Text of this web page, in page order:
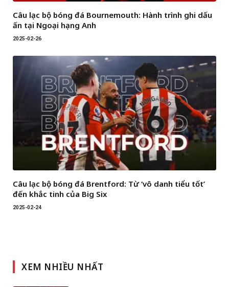
Câu lạc bộ bóng đá Bournemouth: Hành trình ghi dấu
ấn tại Ngoại hạng Anh
2025-02-26
Câu lạc bộ bóng đá Brentford: Từ ‘vô danh tiểu tốt’
đến khắc tinh của Big Six
2025-02-24
XEM NHIỀU NHẤT